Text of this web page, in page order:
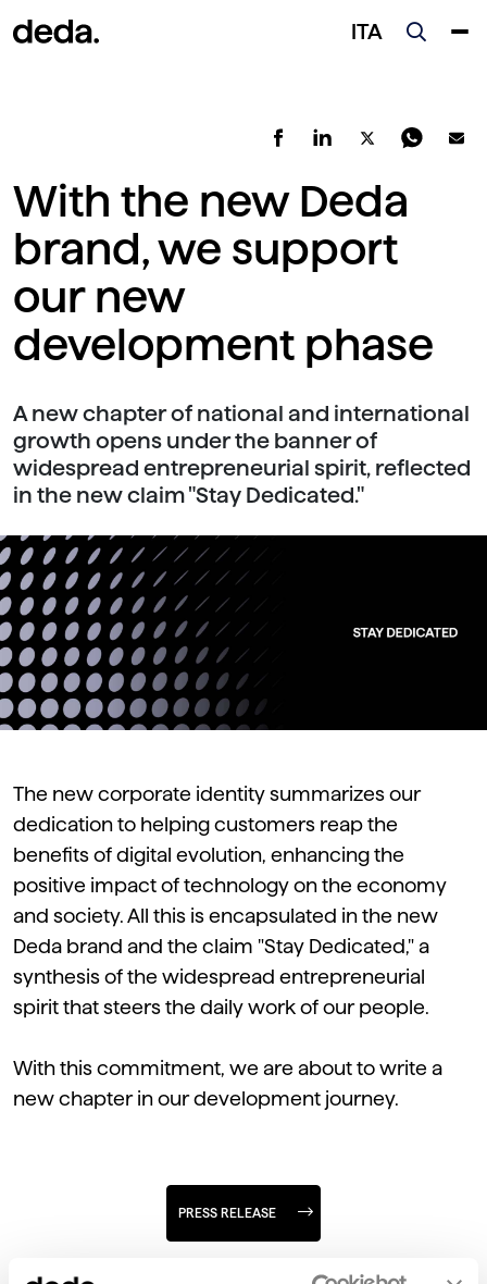
ITA
With the new Deda
brand, we support
our new
development phase
A new chapter of national and international
growth opens under the banner of
widespread entrepreneurial spirit, reflected
in the new claim "Stay Dedicated."
The new corporate identity summarizes our
dedication to helping customers reap the
benefits of digital evolution, enhancing the
positive impact of technology on the economy
and society. All this is encapsulated in the new
Deda brand and the claim "Stay Dedicated," a
synthesis of the widespread entrepreneurial
spirit that steers the daily work of our people.
With this commitment, we are about to write a
new chapter in our development journey.
PRESS RELEASE